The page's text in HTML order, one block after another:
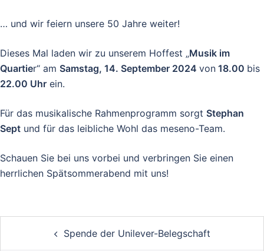
… und wir feiern unsere 50 Jahre weiter!
Dieses Mal laden wir zu unserem Hoffest „Musik im
Quartier“ am Samstag, 14. September 2024 von 18.00 bis
22.00 Uhr ein.
Für das musikalische Rahmenprogramm sorgt Stephan
Sept und für das leibliche Wohl das meseno-Team.
Schauen Sie bei uns vorbei und verbringen Sie einen
herrlichen Spätsommerabend mit uns!
navigationSpende der Unilever-Belegschaft